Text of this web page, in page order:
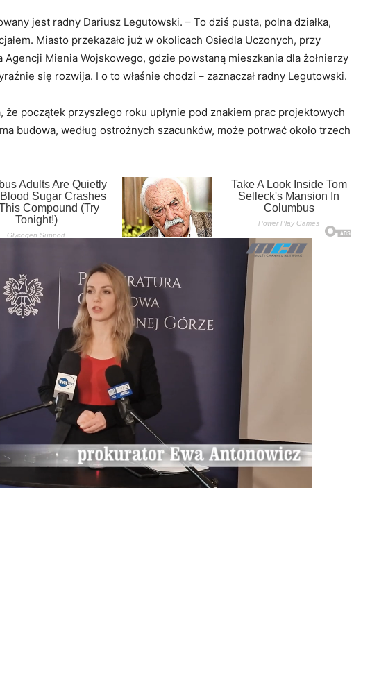
jest radny Dariusz Legutowski. – To dziś pusta, polna działka,
Miasto przekazało już w okolicach Osiedla Uczonych, przy
Agencji Mienia Wojskowego, gdzie powstaną mieszkania dla żołnierzy
się rozwija. I o to właśnie chodzi – zaznaczał radny Legutowski.
że początek przyszłego roku upłynie pod znakiem prac projektowych
budowa, według ostrożnych szacunków, może potrwać około trzech